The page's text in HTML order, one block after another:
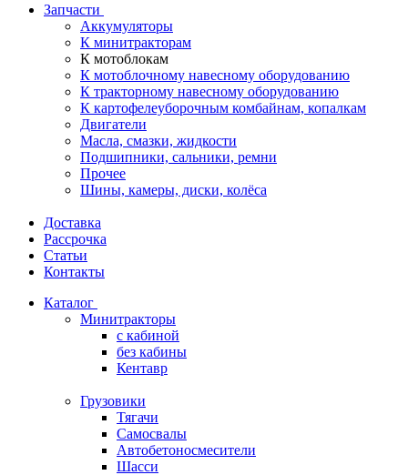
Запчасти
Аккумуляторы
К минитракторам
К мотоблокам
К мотоблочному навесному оборудованию
К тракторному навесному оборудованию
К картофелеуборочным комбайнам, копалкам
Двигатели
Масла, смазки, жидкости
Подшипники, сальники, ремни
Прочее
Шины, камеры, диски, колёса
Доставка
Рассрочка
Статьи
Контакты
Каталог
Минитракторы
c кабиной
без кабины
Кентавр
Грузовики
Тягачи
Самосвалы
Автобетоносмесители
Шасси